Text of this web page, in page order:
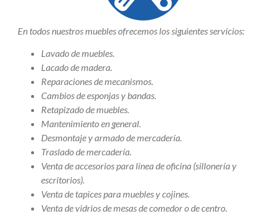
En todos nuestros muebles ofrecemos los siguientes servicios:
Lavado de muebles.
Lacado de madera.
Reparaciones de mecanismos.
Cambios de esponjas y bandas.
Retapizado de muebles.
Mantenimiento en general.
Desmontaje y armado de mercadería.
Traslado de mercadería.
Venta de accesorios para línea de oficina (sillonería y
escritorios).
Venta de tapices para muebles y cojines.
Venta de vidrios de mesas de comedor o de centro.